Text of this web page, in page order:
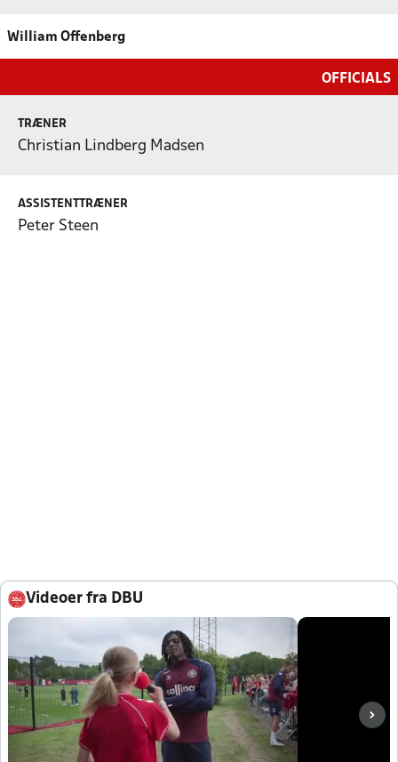
William Offenberg
OFFICIALS
TRÆNER
Christian Lindberg Madsen
ASSISTENTTRÆNER
Peter Steen
Videoer fra DBU